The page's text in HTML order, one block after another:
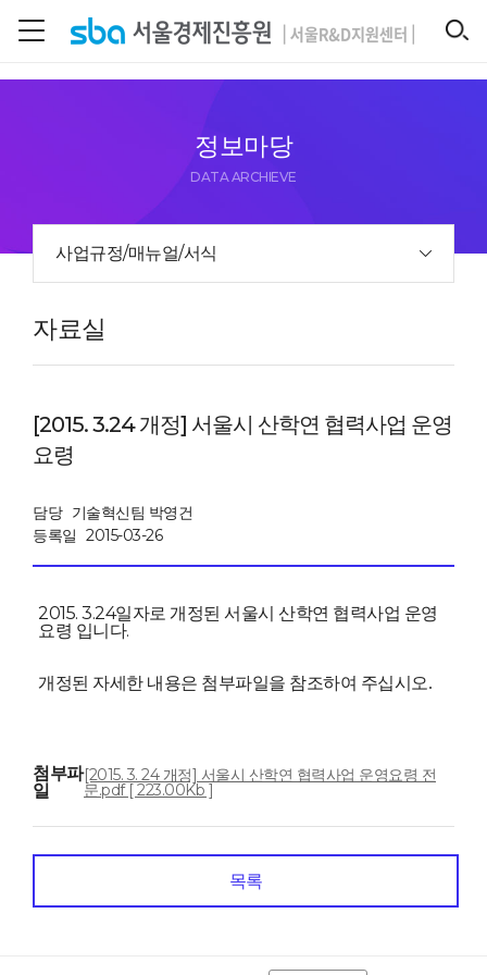
정보마당
DATA ARCHIEVE
사업규정/매뉴얼/서식
자료실
[2015. 3.24 개정] 서울시 산학연 협력사업 운영
요령
담당 기술혁신팀 박영건
등록일 2015-03-26
2015. 3.24일자로 개정된 서울시 산학연 협력사업 운영
요령 입니다.
개정된 자세한 내용은 첨부파일을 참조하여 주십시오.
첨부파
일
[2015. 3. 24 개정] 서울시 산학연 협력사업 운영요령 전
문.pdf [ 223.00Kb ]
목록